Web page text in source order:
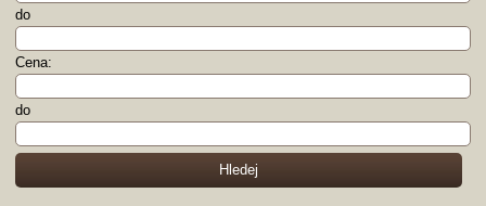
do
Cena:
do